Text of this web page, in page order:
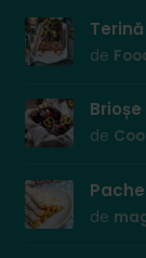
de
de
de